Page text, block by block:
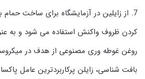
7. از زایلین در آزمایشگاه برای ساخت
کردن ظروف واکنش استفاده می شود و به
روغن غوطه وری مصنوعی از هدف در
بافت شناسی، زایلن پرکاربردترین عامل